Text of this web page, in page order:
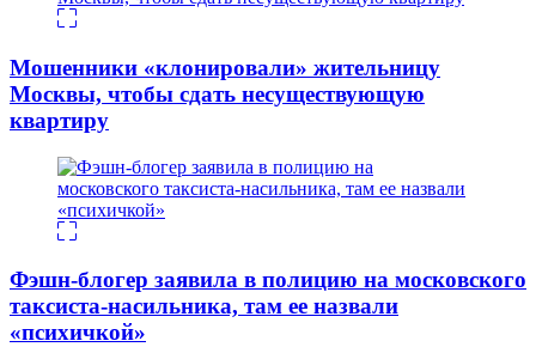
Мошенники «клонировали» жительницу
Москвы, чтобы сдать несуществующую
квартиру
Фэшн-блогер заявила в полицию на московского
таксиста-насильника, там ее назвали
«психичкой»